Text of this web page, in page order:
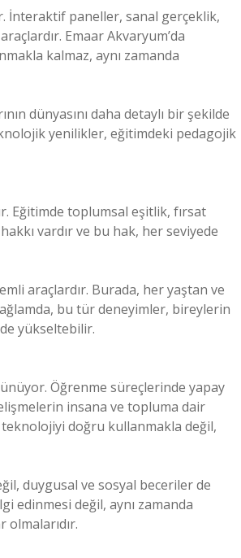
İnteraktif paneller, sanal gerçeklik,
Emaar Akvaryum’da
kalmaz, aynı zamanda
dünyasını daha detaylı bir şekilde
yenilikler, eğitimdeki pedagojik
Eğitimde toplumsal eşitlik, fırsat
vardır ve bu hak, her seviyede
araçlardır. Burada, her yaştan ve
bu tür deneyimler, bireylerin
yükseltebilir.
Öğrenme süreçlerinde yapay
insana ve topluma dair
doğru kullanmakla değil,
duygusal ve sosyal beceriler de
edinmesi değil, aynı zamanda
olmalarıdır.